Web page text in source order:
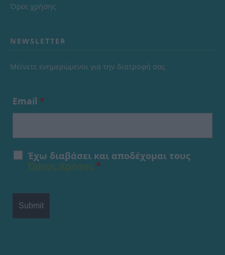
Όροι χρήσης
NEWSLETTER
Μείνετε ενημερώμενοι για την διατροφή σας
Email *
Έχω διαβάσει και αποδέχομαι τους
*